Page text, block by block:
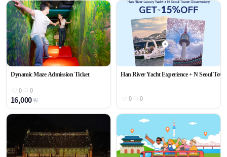
Dynamic Maze Admission Ticket
0 0
16,000원
Han River Yacht Experience + N Seoul
0 0